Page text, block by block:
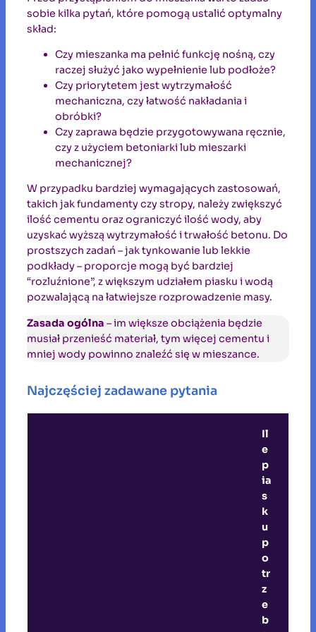
sobie kilka pytań, które pomogą ustalić optymalny
skład:
Czy mieszanka ma pełnić funkcję nośną, czy
raczej służyć jako wypełnienie lub podłoże?
Czy priorytetem jest wytrzymałość
mechaniczna, czy łatwość nakładania i
obróbki?
Czy zaprawa będzie przygotowywana ręcznie,
czy z użyciem betoniarki lub mieszarki
mechanicznej?
W przypadku bardziej wymagających zastosowań,
takich jak fundamenty czy stropy, należy zwiększyć
ilość cementu oraz ograniczyć ilość wody, aby
uzyskać wyższą wytrzymałość i trwałość betonu. Do
prostszych zadań – jak tynkowanie lub lekkie
podkłady – proporcje mogą być bardziej
“rozluźnione”, z większym udziałem piasku i wodą
pozwalającą na łatwiejsze rozprowadzenie masy.
Zasada ogólna – im większe obciążenia będzie
musiał przenieść materiał, tym więcej cementu i
mniej wody powinno znaleźć się w mieszance.
Najczęściej zadawane pytania
Il
e
p
ia
s
k
u
p
o
tr
z
e
b